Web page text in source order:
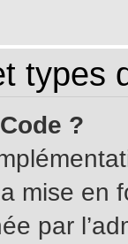
types
?
mise en
par